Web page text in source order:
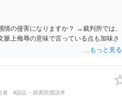
の侵害になりますか？ →裁判所では、
上侮辱の意味で言っている点も加味さ
者 #訴訟・損害賠償請求